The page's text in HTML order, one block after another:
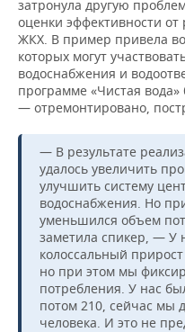
затронула другую
оценки эффективности
ЖКХ. В пример привела
которых могут
водоснабжения и
программе «Чистая
— отремонтировано,
— В результате
удалось увеличить
улучшить систему
водоснабжения. Но
уменьшился объем
заметила спикер, — У
колоссальный
но при этом мы
потребления. У нас
потом 210, сейчас мы
человека. И это не